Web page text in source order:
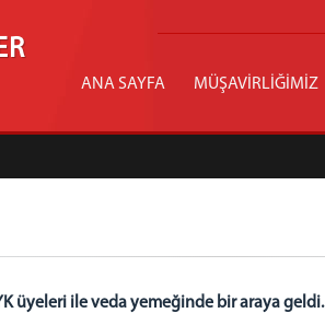
ANA SAYFA MÜŞAVİRLİĞİMİZ
üyeleri ile veda yemeğinde bir araya geldi.